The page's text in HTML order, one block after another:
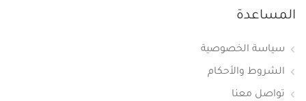
المساعدة
سياسة الخصوصية
الشروط والأحكام
تواصل معنا